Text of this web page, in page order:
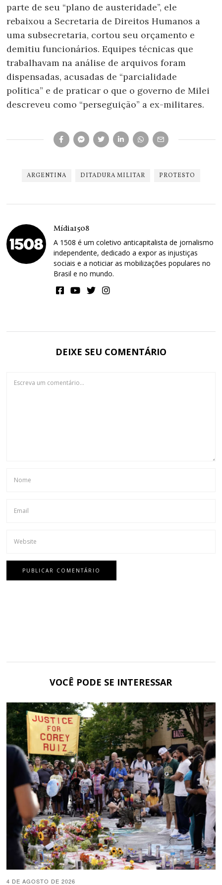
parte de seu “plano de austeridade”, ele
rebaixou a Secretaria de Direitos Humanos a
uma subsecretaria, cortou seu orçamento e
demitiu funcionários. Equipes técnicas que
trabalhavam na análise de arquivos foram
dispensadas, acusadas de “parcialidade
política” e de praticar o que o governo de Milei
descreveu como “perseguição” a ex-militares.
ARGENTINA DITADURA MILITAR PROTESTO
Mídia1508
A 1508 é um coletivo anticapitalista de jornalismo
independente, dedicado a expor as injustiças
sociais e a noticiar as mobilizações populares no
Brasil e no mundo.
DEIXE SEU COMENTÁRIO
VOCÊ PODE SE INTERESSAR
4 DE AGOSTO DE 2026